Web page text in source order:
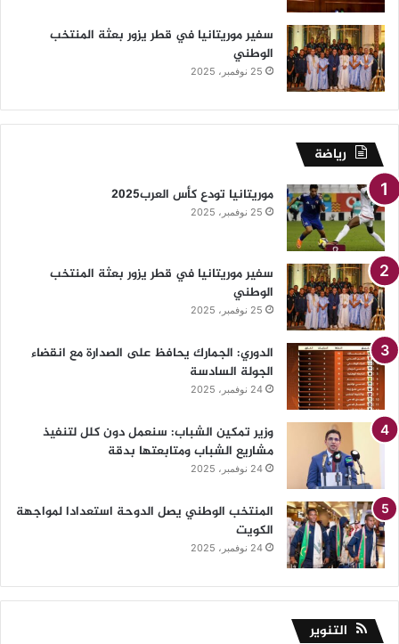
سفير موريتانيا في قطر يزور بعثة المنتخب
الوطني
25 نوفمبر، 2025
رياضة
موريتانيا تودع كأس العرب2025
25 نوفمبر، 2025
سفير موريتانيا في قطر يزور بعثة المنتخب
الوطني
25 نوفمبر، 2025
الدوري: الجمارك يحافظ على الصدارة مع انقضاء
الجولة السادسة
24 نوفمبر، 2025
وزير تمكين الشباب: سنعمل دون كلل لتنفيذ
مشاريع الشباب ومتابعتها بدقة
24 نوفمبر، 2025
المنتخب الوطني يصل الدوحة استعدادا لمواجهة
الكويت
24 نوفمبر، 2025
التنوير